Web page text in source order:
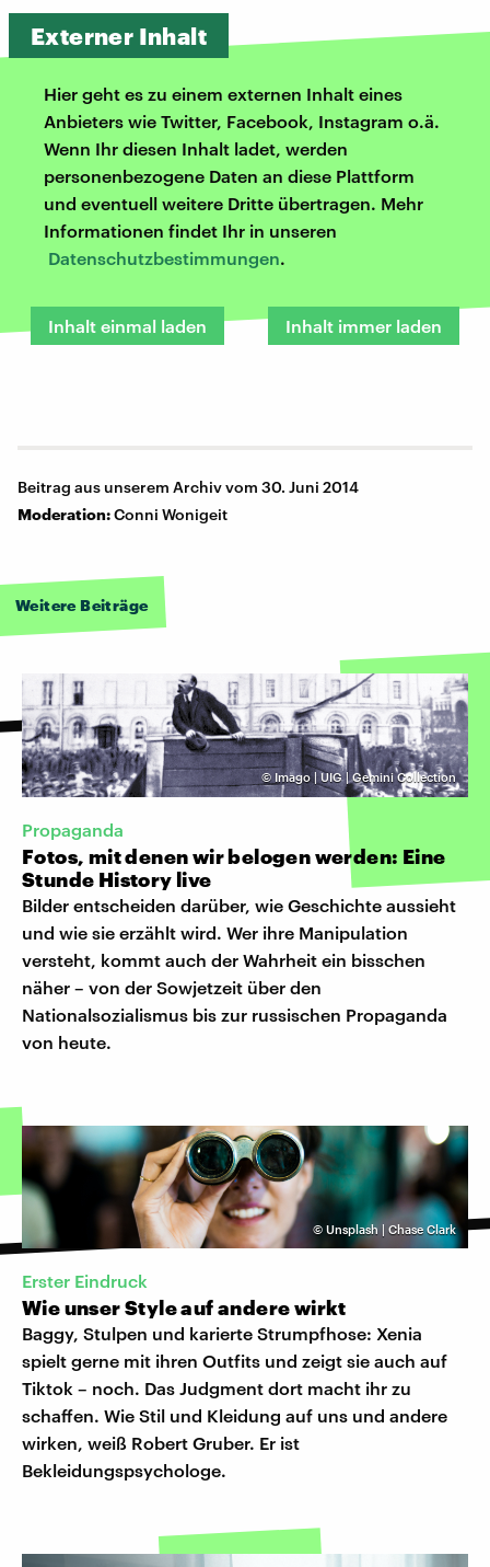
Externer Inhalt
Hier geht es zu einem externen Inhalt eines
Anbieters wie Twitter, Facebook, Instagram o.ä.
Wenn Ihr diesen Inhalt ladet, werden
personenbezogene Daten an diese Plattform
und eventuell weitere Dritte übertragen. Mehr
Informationen findet Ihr in unseren
Datenschutzbestimmungen.
Inhalt einmal laden Inhalt immer laden
Beitrag aus unserem Archiv vom 30. Juni 2014
Moderation:Conni Wonigeit
Weitere Beiträge
© Imago | UIG | Gemini Collection
Propaganda
Fotos, mit denen wir belogen werden: Eine
Stunde History live
Bilder entscheiden darüber, wie Geschichte aussieht
und wie sie erzählt wird. Wer ihre Manipulation
versteht, kommt auch der Wahrheit ein bisschen
näher – von der Sowjetzeit über den
Nationalsozialismus bis zur russischen Propaganda
von heute.
© Unsplash | Chase Clark
Erster Eindruck
Wie unser Style auf andere wirkt
Baggy, Stulpen und karierte Strumpfhose: Xenia
spielt gerne mit ihren Outfits und zeigt sie auch auf
Tiktok – noch. Das Judgment dort macht ihr zu
schaffen. Wie Stil und Kleidung auf uns und andere
wirken, weiß Robert Gruber. Er ist
Bekleidungspsychologe.